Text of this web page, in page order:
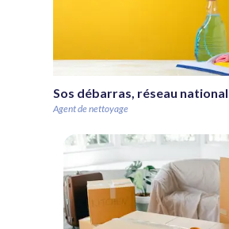
Sos débarras, réseau
Agent de nettoyage